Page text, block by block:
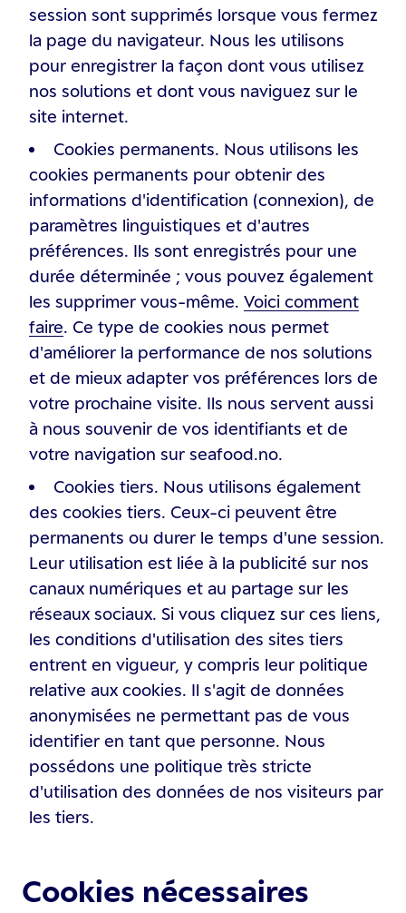
session sont supprimés lorsque vous fermez
la page du navigateur. Nous les utilisons
pour enregistrer la façon dont vous utilisez
nos solutions et dont vous naviguez sur le
site internet.
Cookies permanents. Nous utilisons les
cookies permanents pour obtenir des
informations d'identification (connexion), de
paramètres linguistiques et d'autres
préférences. Ils sont enregistrés pour une
durée déterminée ; vous pouvez également
les supprimer vous-même. Voici comment
faire. Ce type de cookies nous permet
d'améliorer la performance de nos solutions
et de mieux adapter vos préférences lors de
votre prochaine visite. Ils nous servent aussi
à nous souvenir de vos identifiants et de
votre navigation sur seafood.no.
Cookies tiers. Nous utilisons également
des cookies tiers. Ceux-ci peuvent être
permanents ou durer le temps d'une session.
Leur utilisation est liée à la publicité sur nos
canaux numériques et au partage sur les
réseaux sociaux. Si vous cliquez sur ces liens,
les conditions d'utilisation des sites tiers
entrent en vigueur, y compris leur politique
relative aux cookies. Il s'agit de données
anonymisées ne permettant pas de vous
identifier en tant que personne. Nous
possédons une politique très stricte
d'utilisation des données de nos visiteurs par
les tiers.
Cookies nécessaires